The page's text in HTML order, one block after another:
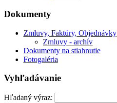
Dokumenty
Zmluvy, Faktúry, Objednávky
Zmluvy - archív
Dokumenty na stiahnutie
Fotogaléria
Vyhľadávanie
Hľadaný výraz: